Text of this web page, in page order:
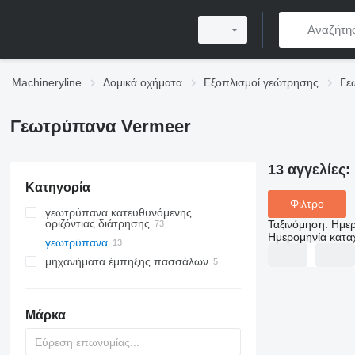
Machineryline Δομικά οχήματα Εξοπλισμοί γεώτρησης
Γεωτρύπανα Vermeer
Κατηγορία
γεωτρύπανα κατευθυνόμενης
οριζόντιας διάτρησης
γεωτρύπανα
μηχανήματα έμπηξης πασσάλων
Μάρκα
13 αγγελίες:
Φίλτρο
Ταξινόμηση:
Ημερομηνία